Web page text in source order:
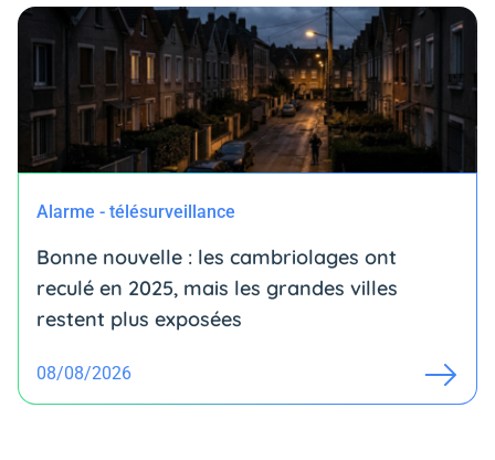
Alarme - télésurveillance
Bonne nouvelle : les cambriolages ont
reculé en 2025, mais les grandes villes
restent plus exposées
08/08/2026